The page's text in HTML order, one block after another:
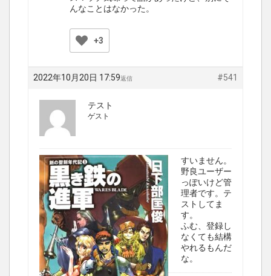
んなことはなかった。
+3
2022年10月20日 17:59 #541
返信
テスト
ゲスト
すいません。
野良ユーザー
っぽいけど管
理者です。テ
ストしてま
す。
ふむ、登録し
なくても結構
やれるもんだ
な。